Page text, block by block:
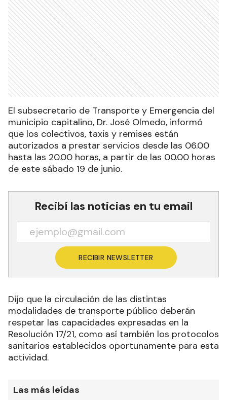
El subsecretario de Transporte y Emergencia del
municipio capitalino, Dr. José Olmedo, informó
que los colectivos, taxis y remises están
autorizados a prestar servicios desde las 06.00
hasta las 20.00 horas, a partir de las 00.00 horas
de este sábado 19 de junio.
Recibí las noticias en tu email
RECIBIR NEWSLETTER
Dijo que la circulación de las distintas
modalidades de transporte público deberán
respetar las capacidades expresadas en la
Resolución 17/21, como así también los protocolos
sanitarios establecidos oportunamente para esta
actividad.
Las más leídas